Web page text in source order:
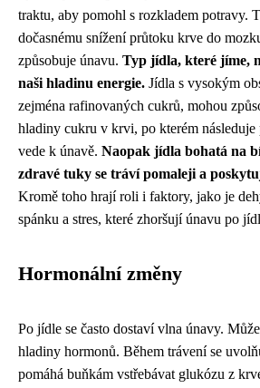
traktu, aby pomohl s rozkladem potravy.
dočasnému snížení průtoku krve do
způsobuje únavu. Typ jídla, které jíme,
naši hladinu energie. Jídla s vysokým
zejména rafinovaných cukrů, mohou
hladiny cukru v krvi, po kterém
vede k únavě. Naopak jídla bohatá na
zdravé tuky se tráví pomaleji a
Kromě toho hrají roli i faktory, jako je
spánku a stres, které zhoršují únavu po
Hormonální změny
Po jídle se často dostaví vlna únavy.
hladiny hormonů. Během trávení se
pomáhá buňkám vstřebávat glukózu z